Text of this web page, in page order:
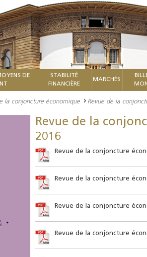
DE
STABILITÉ
FINANCIÈRE
MARCHÉS
la conjoncture économique Revue de la
Revue de la
2016
Revue de la conjoncture
Revue de la conjoncture
Revue de la conjoncture
Revue de la conjoncture